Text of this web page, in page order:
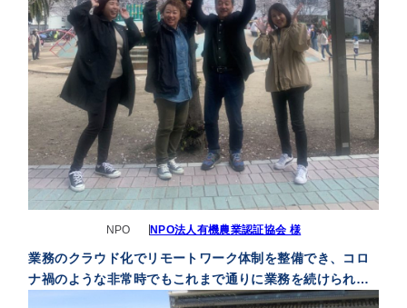
NPO NPO法人有機農業認証協会 様
業務のクラウド化でリモートワーク体制を整備でき、コロ
ナ禍のような非常時でもこれまで通りに業務を続けられ
て、困難な時期を乗り切れました